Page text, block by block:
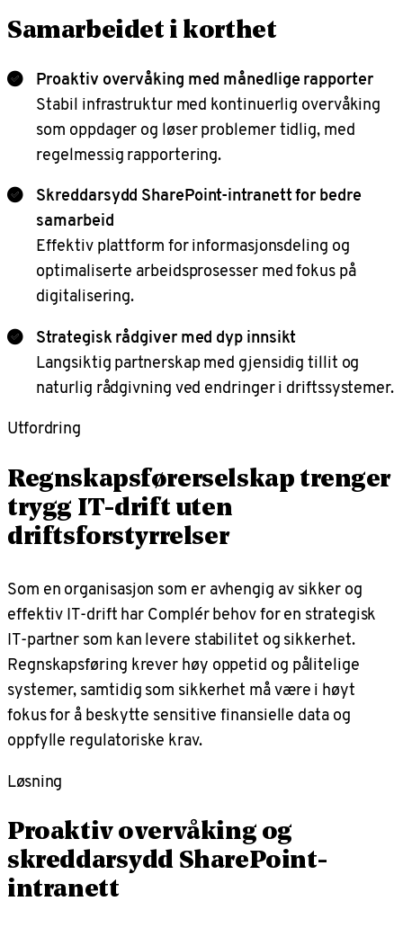
Samarbeidet i korthet
Proaktiv overvåking med månedlige rapporter
Stabil infrastruktur med kontinuerlig overvåking
som oppdager og løser problemer tidlig, med
regelmessig rapportering.
Skreddarsydd SharePoint-intranett for bedre
samarbeid
Effektiv plattform for informasjonsdeling og
optimaliserte arbeidsprosesser med fokus på
digitalisering.
Strategisk rådgiver med dyp innsikt
Langsiktig partnerskap med gjensidig tillit og
naturlig rådgivning ved endringer i driftssystemer.
Utfordring
Regnskapsførerselskap trenger
trygg IT-drift uten
driftsforstyrrelser
Som en organisasjon som er avhengig av sikker og
effektiv IT-drift har Complér behov for en strategisk
IT-partner som kan levere stabilitet og sikkerhet.
Regnskapsføring krever høy oppetid og pålitelige
systemer, samtidig som sikkerhet må være i høyt
fokus for å beskytte sensitive finansielle data og
oppfylle regulatoriske krav.
Løsning
Proaktiv overvåking og
skreddarsydd SharePoint-
intranett